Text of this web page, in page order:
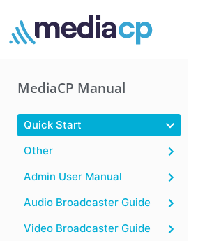
MediaCP Manual
Quick Start
Other
Admin User Manual
Audio Broadcaster Guide
Video Broadcaster Guide